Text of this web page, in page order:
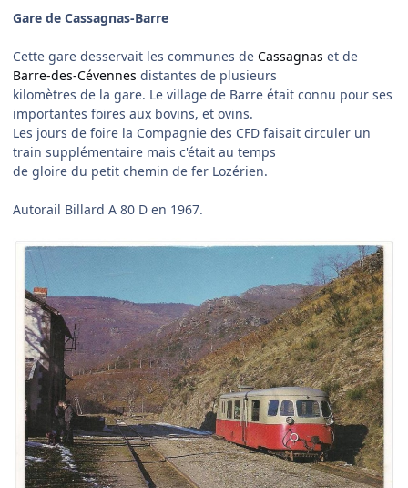
Gare de Cassagnas-Barre
Cette gare desservait les communes de Cassagnas et de
Barre-des-Cévennes distantes de plusieurs
kilomètres de la gare. Le village de Barre était connu pour ses
importantes foires aux bovins, et ovins.
Les jours de foire la Compagnie des CFD faisait circuler un
train supplémentaire mais c'était au temps
de gloire du petit chemin de fer Lozérien.
Autorail Billard A 80 D en 1967.